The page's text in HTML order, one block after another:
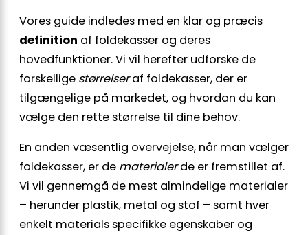
Vores guide indledes med en klar og præcis
definition af foldekasser og deres
hovedfunktioner. Vi vil herefter udforske de
forskellige størrelseraf foldekasser, der er
tilgængelige på markedet, og hvordan du kan
vælge den rette størrelse til dine behov.
En anden væsentlig overvejelse, når man vælger
foldekasser, er de materialerde er fremstillet af.
Vi vil gennemgå de mest almindelige materialer
– herunder plastik, metal og stof – samt hver
enkelt materials specifikke egenskaber og